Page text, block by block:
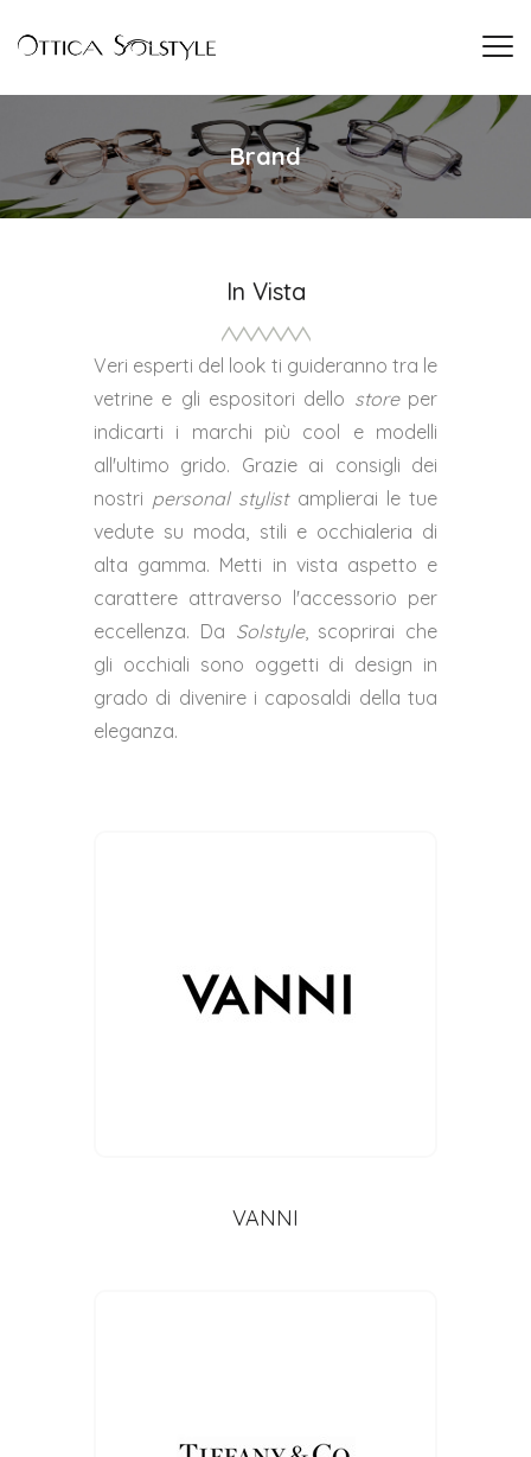
Brand
In Vista
Veri esperti del look ti guideranno tra le
vetrine e gli espositori dello store per
indicarti i marchi più cool e modelli
all'ultimo grido. Grazie ai consigli dei
nostri personal stylistamplierai le tue
vedute su moda, stili e occhialeria di
alta gamma. Metti in vista aspetto e
carattere attraverso l'accessorio per
eccellenza. Da Solstyle, scoprirai che
gli occhiali sono oggetti di design in
grado di divenire i caposaldi della tua
eleganza.
VANNI